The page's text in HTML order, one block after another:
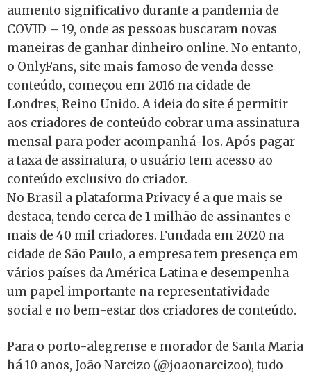
aumento significativo durante a pandemia de
COVID – 19, onde as pessoas buscaram novas
maneiras de ganhar dinheiro online. No entanto,
o OnlyFans, site mais famoso de venda desse
conteúdo, começou em 2016 na cidade de
Londres, Reino Unido. A ideia do site é permitir
aos criadores de conteúdo cobrar uma assinatura
mensal para poder acompanhá-los. Após pagar
a taxa de assinatura, o usuário tem acesso ao
conteúdo exclusivo do criador.
No Brasil a plataforma Privacy é a que mais se
destaca, tendo cerca de 1 milhão de assinantes e
mais de 40 mil criadores. Fundada em 2020 na
cidade de São Paulo, a empresa tem presença em
vários países da América Latina e desempenha
um papel importante na representatividade
social e no bem-estar dos criadores de conteúdo.
Para o porto-alegrense e morador de Santa Maria
há 10 anos, João Narcizo (@joaonarcizoo), tudo